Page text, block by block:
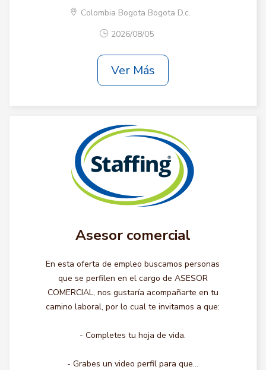
Colombia Bogota Bogota D.c.
2026/08/05
Ver Más
Asesor comercial
En esta oferta de empleo buscamos personas
que se perfilen en el cargo de ASESOR
COMERCIAL, nos gustaría acompañarte en tu
camino laboral, por lo cual te invitamos a que:
- Completes tu hoja de vida.
- Grabes un video perfil para que...